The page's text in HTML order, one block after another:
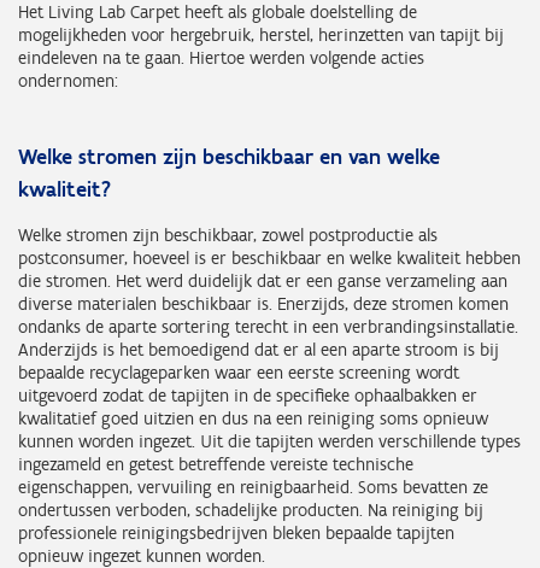
Het Living Lab Carpet heeft als globale doelstelling de
mogelijkheden voor hergebruik, herstel, herinzetten van tapijt bij
eindeleven na te gaan. Hiertoe werden volgende acties
ondernomen:
Welke stromen zijn beschikbaar en van welke
kwaliteit?
Welke stromen zijn beschikbaar, zowel postproductie als
postconsumer, hoeveel is er beschikbaar en welke kwaliteit hebben
die stromen. Het werd duidelijk dat er een ganse verzameling aan
diverse materialen beschikbaar is. Enerzijds, deze stromen komen
ondanks de aparte sortering terecht in een verbrandingsinstallatie.
Anderzijds is het bemoedigend dat er al een aparte stroom is bij
bepaalde recyclageparken waar een eerste screening wordt
uitgevoerd zodat de tapijten in de specifieke ophaalbakken er
kwalitatief goed uitzien en dus na een reiniging soms opnieuw
kunnen worden ingezet. Uit die tapijten werden verschillende types
ingezameld en getest betreffende vereiste technische
eigenschappen, vervuiling en reinigbaarheid. Soms bevatten ze
ondertussen verboden, schadelijke producten. Na reiniging bij
professionele reinigingsbedrijven bleken bepaalde tapijten
opnieuw ingezet kunnen worden.